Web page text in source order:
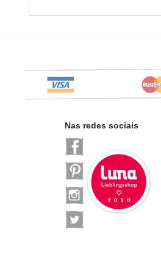
Nas redes sociais